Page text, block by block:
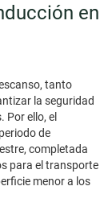
en
tanto
la seguridad
Por ello, el
de
completada
para el transporte
menor a los